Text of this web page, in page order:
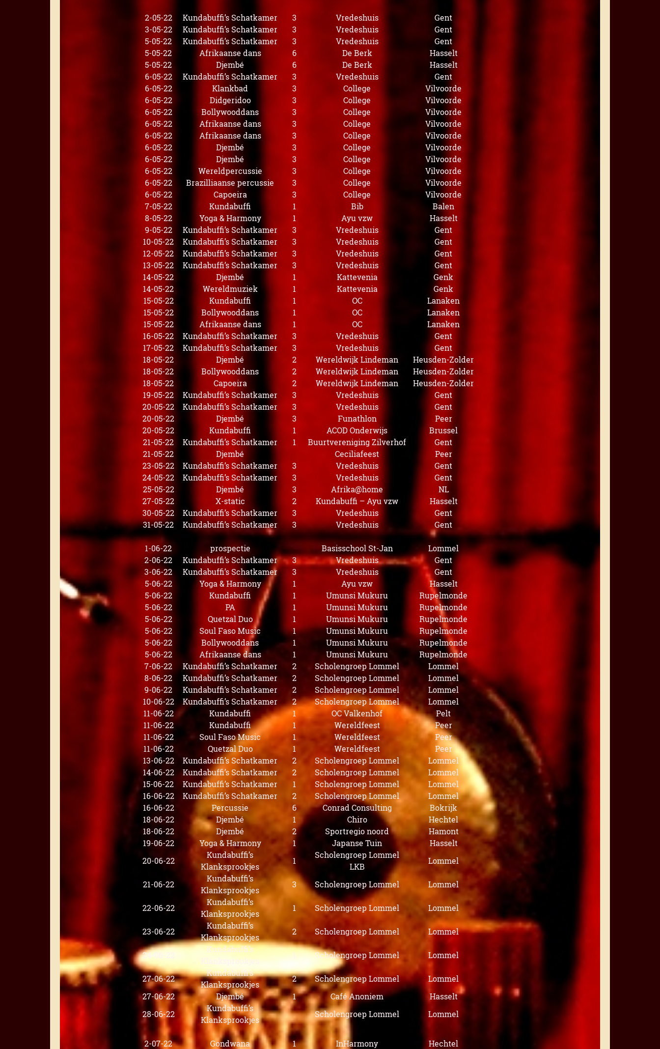
2-05-22 Kundabuffi’s Schatkamer 3 Vredeshuis
Gent
3-05-22
Kundabuffi’s Schatkamer 3 Vredeshuis
Gent
5-05-22
Kundabuffi’s Schatkamer 3 Vredeshuis
Gent
5-05-22
Afrikaanse dans 6 De Berk
Hasselt
5-05-22
Djembé 6 De Berk
Hasselt
6-05-22
Kundabuffi’s Schatkamer 3 Vredeshuis
Gent
6-05-22
Klankbad 3 College
Vilvoorde
6-05-22
Didgeridoo 3 College
Vilvoorde
6-05-22
Bollywooddans 3 College
Vilvoorde
6-05-22
Afrikaanse dans 3 College
Vilvoorde
6-05-22
Afrikaanse dans 3 College
Vilvoorde
6-05-22
Djembé 3 College
Vilvoorde
6-05-22
Djembé 3 College
Vilvoorde
6-05-22
Wereldpercussie 3 College
Vilvoorde
6-05-22
Brazilliaanse percussie 3 College
Vilvoorde
6-05-22
Capoeira 3 College
Vilvoorde
7-05-22
Kundabuffi 1 Bib
Balen
8-05-22
Yoga & Harmony 1 Ayu vzw
Hasselt
9-05-22
Kundabuffi’s Schatkamer 3 Vredeshuis
Gent
10-05-22
Kundabuffi’s Schatkamer 3 Vredeshuis
Gent
12-05-22
Kundabuffi’s Schatkamer 3 Vredeshuis
Gent
13-05-22
Kundabuffi’s Schatkamer 3 Vredeshuis
Gent
14-05-22
Djembé 1 Kattevenia
Genk
14-05-22
Wereldmuziek 1 Kattevenia
Genk
15-05-22
Kundabuffi 1 OC
Lanaken
15-05-22
Bollywooddans 1 OC
Lanaken
15-05-22
Afrikaanse dans 1 OC
Lanaken
16-05-22
Kundabuffi’s Schatkamer 3 Vredeshuis
Gent
17-05-22
Kundabuffi’s Schatkamer 3 Vredeshuis
Gent
18-05-22
Djembé 2 Wereldwijk Lindeman
Heusden-Zolder
18-05-22
Bollywooddans 2 Wereldwijk Lindeman
Heusden-Zolder
18-05-22
Capoeira 2 Wereldwijk Lindeman
Heusden-Zolder
19-05-22
Kundabuffi’s Schatkamer 3 Vredeshuis
Gent
20-05-22
Kundabuffi’s Schatkamer 3 Vredeshuis
Gent
20-05-22
Djembé 3 Funathlon
Peer
20-05-22
Kundabuffi 1 ACOD Onderwijs
Brussel
21-05-22
Kundabuffi’s Schatkamer 1 Buurtvereniging Zilverhof
Gent
21-05-22
Djembé Ceciliafeest
Peer
23-05-22
Kundabuffi’s Schatkamer 3 Vredeshuis
Gent
24-05-22
Kundabuffi’s Schatkamer 3 Vredeshuis
Gent
25-05-22
Djembé 3 Afrika@home
NL
27-05-22
X-static 2 Kundabuffi – Ayu vzw
Hasselt
30-05-22
Kundabuffi’s Schatkamer 3 Vredeshuis
Gent
31-05-22
Kundabuffi’s Schatkamer 3 Vredeshuis Gent
1-06-22 prospectie Basisschool St-Jan
Lommel
2-06-22
Kundabuffi’s Schatkamer 3 Vredeshuis
Gent
3-06-22
Kundabuffi’s Schatkamer 3 Vredeshuis
Gent
5-06-22
Yoga & Harmony 1 Ayu vzw
Hasselt
5-06-22
Kundabuffi 1 Umunsi Mukuru
Rupelmonde
5-06-22
PA 1 Umunsi Mukuru
Rupelmonde
5-06-22
Quetzal Duo 1 Umunsi Mukuru
Rupelmonde
5-06-22
Soul Faso Music 1 Umunsi Mukuru
Rupelmonde
5-06-22
Bollywooddans 1 Umunsi Mukuru
Rupelmonde
5-06-22
Afrikaanse dans 1 Umunsi Mukuru
Rupelmonde
7-06-22
Kundabuffi’s Schatkamer 2 Scholengroep Lommel
Lommel
8-06-22
Kundabuffi’s Schatkamer 2 Scholengroep Lommel
Lommel
9-06-22
Kundabuffi’s Schatkamer 2 Scholengroep Lommel
Lommel
10-06-22
Kundabuffi’s Schatkamer 2 Scholengroep Lommel
Lommel
11-06-22
Kundabuffi 1 OC Valkenhof
Pelt
11-06-22
Kundabuffi 1 Wereldfeest
Peer
11-06-22
Soul Faso Music 1 Wereldfeest
Peer
11-06-22
Quetzal Duo 1 Wereldfeest
Peer
13-06-22
Kundabuffi’s Schatkamer 2 Scholengroep Lommel
Lommel
14-06-22
Kundabuffi’s Schatkamer 2 Scholengroep Lommel
Lommel
15-06-22
Kundabuffi’s Schatkamer 1 Scholengroep Lommel
Lommel
16-06-22
Kundabuffi’s Schatkamer 2 Scholengroep Lommel
Lommel
16-06-22
Percussie 6 Conrad Consulting
Bokrijk
18-06-22
Djembé 1 Chiro
Hechtel
18-06-22
Djembé 2 Sportregio noord
Hamont
19-06-22
Yoga & Harmony 1 Japanse Tuin
Hasselt
20-06-22
Kundabuffi’s
Klanksprookjes
1
Scholengroep Lommel
LKB
Lommel
21-06-22
Kundabuffi’s
Klanksprookjes
3 Scholengroep Lommel Lommel
22-06-22
Kundabuffi’s
Klanksprookjes
1 Scholengroep Lommel Lommel
23-06-22
Kundabuffi’s
Klanksprookjes
2 Scholengroep Lommel Lommel
24-06-22
Kundabuffi’s
Klanksprookjes
1 Scholengroep Lommel Lommel
27-06-22
Kundabuffi’s
Klanksprookjes
2 Scholengroep Lommel
Lommel
27-06-22
Djembé 1 Café Anoniem
Hasselt
28-06-22
Kundabuffi’s
Klanksprookjes
Scholengroep Lommel Lommel
2-07-22 Gondwana 1 InHarmony Hechtel